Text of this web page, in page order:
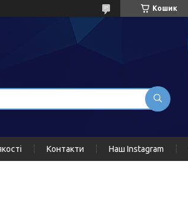
Кошик
Контакти Наш Instagram